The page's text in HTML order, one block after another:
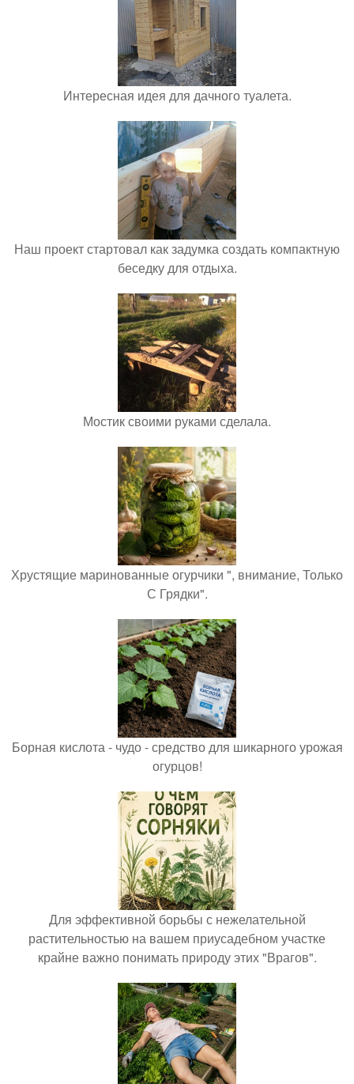
Интересная идея для дачного туалета.
Наш проект стартовал как задумка создать компактную
беседку для отдыха.
Мостик своими руками сделала.
Хрустящие маринованные огурчики ", внимание, Только
С Грядки".
Борная кислота - чудо - средство для шикарного урожая
огурцов!
Для эффективной борьбы с нежелательной
растительностью на вашем приусадебном участке
крайне важно понимать природу этих "Врагов".